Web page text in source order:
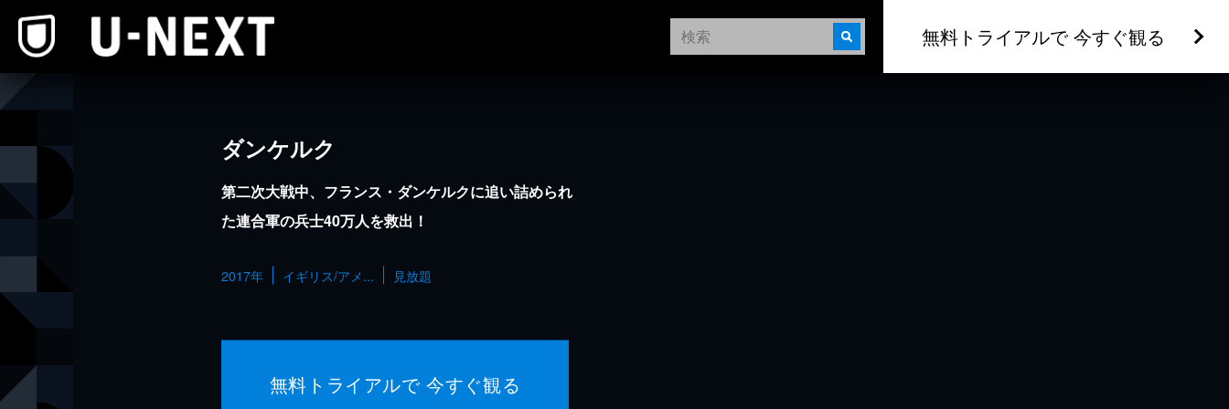
無料トライアルで 今すぐ観る
ダンケルク
第二次大戦中、フランス・ダンケルクに追い詰められ
た連合軍の兵士40万人を救出！
2017年 イギリス/アメ... 見放題
無料トライアルで 今すぐ観る